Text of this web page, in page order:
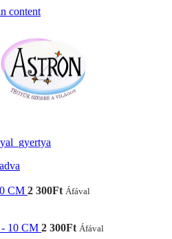
content
CM 2 300Ft Áfával
- 10 CM 2 300Ft Áfával